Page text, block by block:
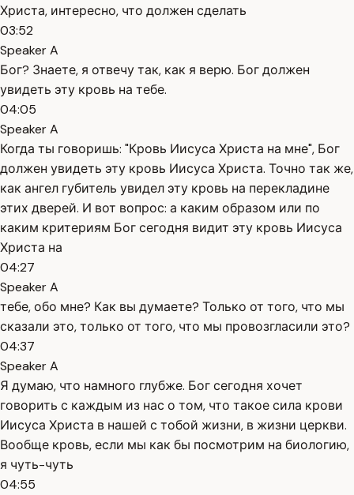
Христа, интересно, что должен сделать
03:52
Speaker A
Бог? Знаете, я отвечу так, как я верю. Бог должен
увидеть эту кровь на тебе.
04:05
Speaker A
Когда ты говоришь: "Кровь Иисуса Христа на мне", Бог
должен увидеть эту кровь Иисуса Христа. Точно так же,
как ангел губитель увидел эту кровь на перекладине
этих дверей. И вот вопрос: а каким образом или по
каким критериям Бог сегодня видит эту кровь Иисуса
Христа на
04:27
Speaker A
тебе, обо мне? Как вы думаете? Только от того, что мы
сказали это, только от того, что мы провозгласили это?
04:37
Speaker A
Я думаю, что намного глубже. Бог сегодня хочет
говорить с каждым из нас о том, что такое сила крови
Иисуса Христа в нашей с тобой жизни, в жизни церкви.
Вообще кровь, если мы как бы посмотрим на биологию,
я чуть-чуть
04:55